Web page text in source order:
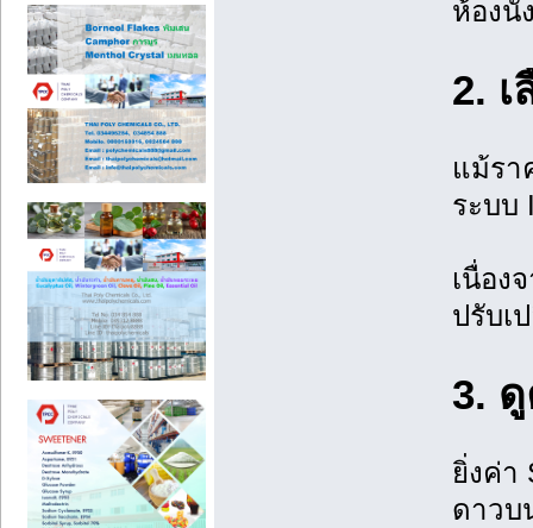
ห้องนั่
2.
แม้รา
ระบบ
เนื่อง
ปรับเ
3.
ยิ่งค่า
ดาวบ